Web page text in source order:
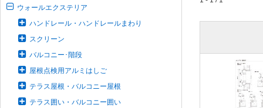
ウォールエクステリア
ハンドレール・ハンドレールまわり
スクリーン
バルコニー･階段
屋根点検用アルミはしご
テラス屋根・バルコニー屋根
テラス囲い・バルコニー囲い